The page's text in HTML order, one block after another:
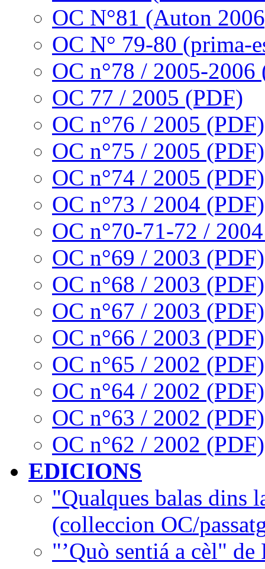
OC N°81 (Auton
OC N° 79-80 (prima-
OC n°78 / 2005-2006
OC 77 / 2005 (PDF)
OC n°76 / 2005 (PDF)
OC n°75 / 2005 (PDF)
OC n°74 / 2005 (PDF)
OC n°73 / 2004 (PDF)
OC n°70-71-72 /
OC n°69 / 2003 (PDF)
OC n°68 / 2003 (PDF)
OC n°67 / 2003 (PDF)
OC n°66 / 2003 (PDF)
OC n°65 / 2002 (PDF)
OC n°64 / 2002 (PDF)
OC n°63 / 2002 (PDF)
OC n°62 / 2002 (PDF)
EDICIONS
"Qualques balas dins
(colleccion OC/
"’Quò sentiá a cèl"